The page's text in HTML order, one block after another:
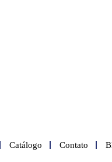
Catálogo Contato